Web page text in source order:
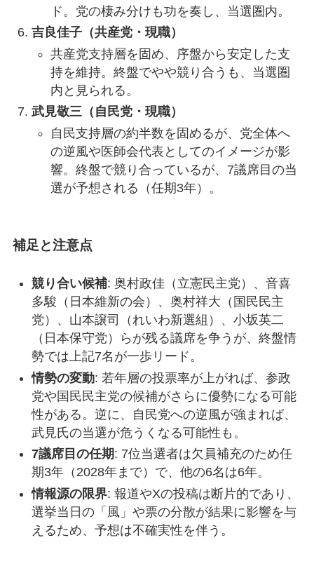
ド。党の棲み分けも功を奏し、当選圏内。
吉良佳子（共産党・現職）
共産党支持層を固め、序盤から安定した支
持を維持。終盤でやや競り合うも、当選圏
内と見られる。
武見敬三（自民党・現職）
自民支持層の約半数を固めるが、党全体へ
の逆風や医師会代表としてのイメージが影
響。終盤で競り合っているが、7議席目の当
選が予想される（任期3年）。
補足と注意点
競り合い候補: 奥村政佳（立憲民主党）、音喜
多駿（日本維新の会）、奥村祥大（国民民主
党）、山本譲司（れいわ新選組）、小坂英二
（日本保守党）らが残る議席を争うが、終盤情
勢では上記7名が一歩リード。
情勢の変動: 若年層の投票率が上がれば、参政
党や国民民主党の候補がさらに優勢になる可能
性がある。逆に、自民党への逆風が強まれば、
武見氏の当選が危うくなる可能性も。
7議席目の任期: 7位当選者は欠員補充のため任
期3年（2028年まで）で、他の6名は6年。
情報源の限界: 報道やXの投稿は断片的であり、
選挙当日の「風」や票の分散が結果に影響を与
えるため、予想は不確実性を伴う。